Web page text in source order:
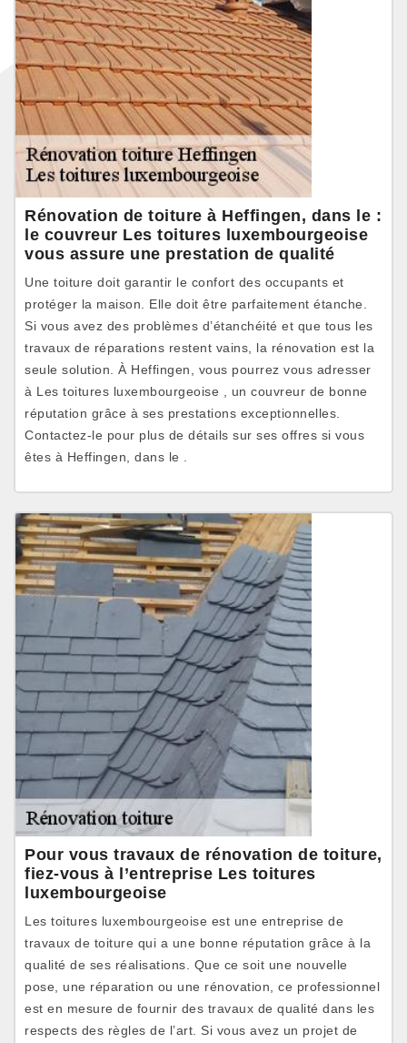
Rénovation de toiture à Heffingen, dans le :
le couvreur Les toitures luxembourgeoise
vous assure une prestation de qualité
Une toiture doit garantir le confort des occupants et
protéger la maison. Elle doit être parfaitement étanche.
Si vous avez des problèmes d’étanchéité et que tous les
travaux de réparations restent vains, la rénovation est la
seule solution. À Heffingen, vous pourrez vous adresser
à Les toitures luxembourgeoise , un couvreur de bonne
réputation grâce à ses prestations exceptionnelles.
Contactez-le pour plus de détails sur ses offres si vous
êtes à Heffingen, dans le .
Pour vous travaux de rénovation de toiture,
fiez-vous à l’entreprise Les toitures
luxembourgeoise
Les toitures luxembourgeoise est une entreprise de
travaux de toiture qui a une bonne réputation grâce à la
qualité de ses réalisations. Que ce soit une nouvelle
pose, une réparation ou une rénovation, ce professionnel
est en mesure de fournir des travaux de qualité dans les
respects des règles de l’art. Si vous avez un projet de